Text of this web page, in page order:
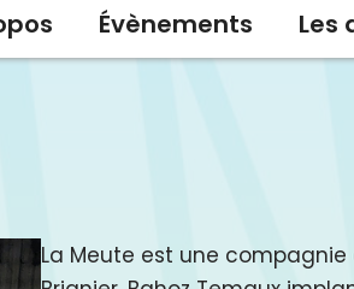
Évènements Les
La Meute est une